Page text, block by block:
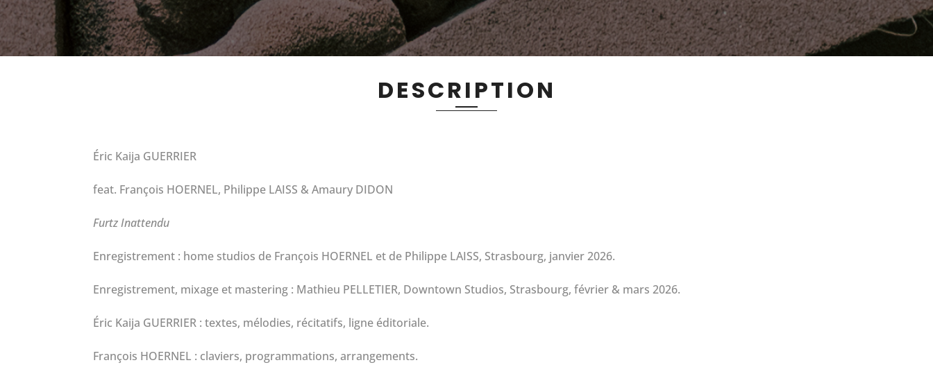
DESCRIPTION
Éric Kaija GUERRIER
feat. François HOERNEL, Philippe LAISS & Amaury DIDON
Furtz Inattendu
Enregistrement : home studios de François HOERNEL et de Philippe LAISS, Strasbourg, janvier 2026.
Enregistrement, mixage et mastering : Mathieu PELLETIER, Downtown Studios, Strasbourg, février & mars 2026.
Éric Kaija GUERRIER : textes, mélodies, récitatifs, ligne éditoriale.
François HOERNEL : claviers, programmations, arrangements.